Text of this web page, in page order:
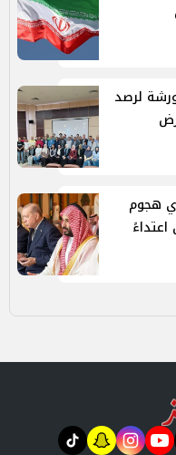
لرصد
هجوم
youtube
instagram
snapchat
tiktok